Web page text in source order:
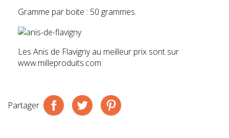
Gramme par boite : 50 grammes.
Les Anis de Flavigny au meilleur prix sont sur
www.milleproduits.com
Partager